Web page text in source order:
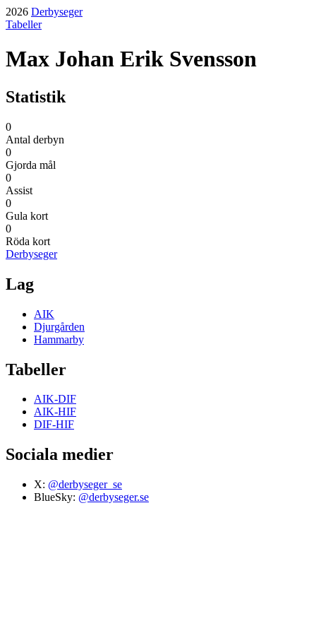
2026 Derbyseger
Tabeller
Max Johan Erik Svensson
Statistik
0
Antal derbyn
0
Gjorda mål
0
Assist
0
Gula kort
0
Röda kort
Derbyseger
Lag
AIK
Djurgården
Hammarby
Tabeller
AIK-DIF
AIK-HIF
DIF-HIF
Sociala medier
X: @derbyseger_se
BlueSky: @derbyseger.se